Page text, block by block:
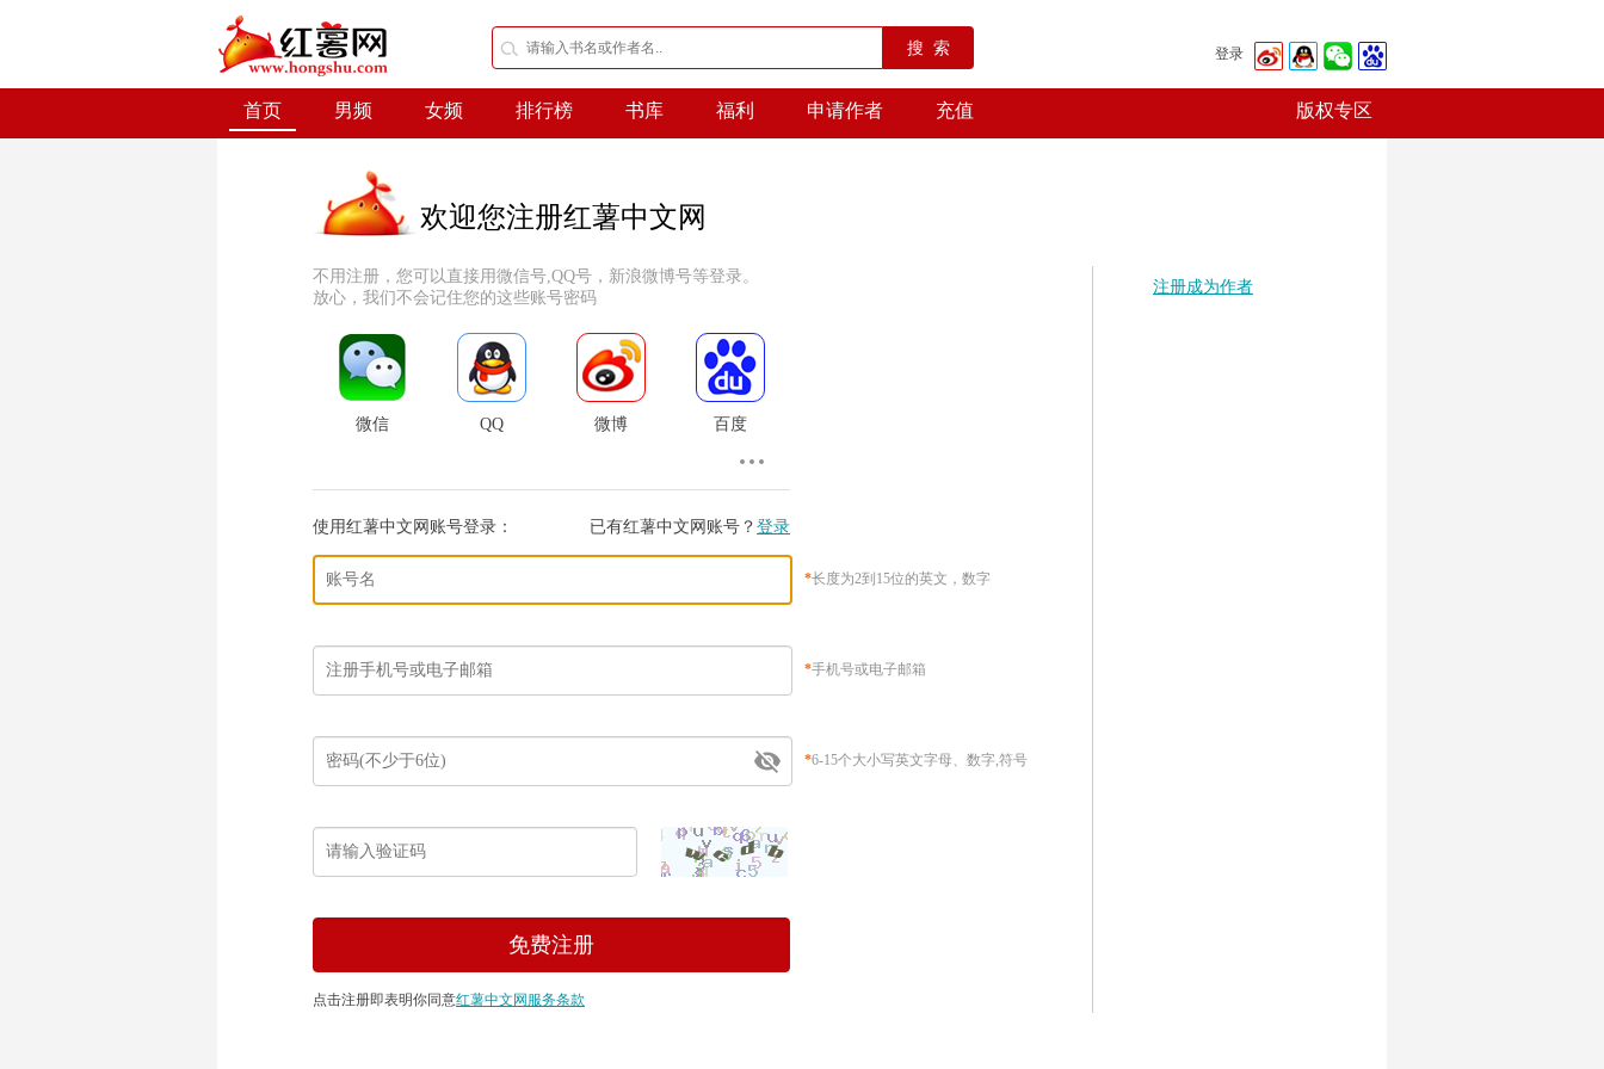
搜 索 登录
首页 男频 女频 排行榜 书库 福利 申请作者 充值 版权专区
欢迎您注册红薯中文网
不用注册，您可以直接用微信号,QQ号，新浪微博号等登录。
放心，我们不会记住您的这些账号密码
微信 QQ 微博 百度
使用红薯中文网账号登录： 已有红薯中文网账号？ 登录
*长度为2到15位的英文，数字
*手机号或电子邮箱
*6-15个大小写英文字母、数字,符号
点击注册即表明你同意红薯中文网服务条款
注册成为作者